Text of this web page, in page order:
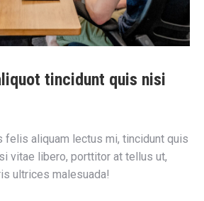
tincidunt quis nisi
felis aliquam lectus mi, tincidunt quis
vitae libero, porttitor at tellus ut,
ultrices malesuada!